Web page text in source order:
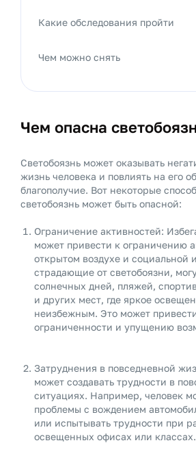
Чем опасна
Светобоязнь может оказывать
жизнь человека и повлиять на его
благополучие. Вот некоторые
светобоязнь может быть опасной:
Ограничение активностей:
может привести к ограничению
открытом воздухе и социальной
страдающие от светобоязни,
солнечных дней, пляжей,
и других мест, где яркое
неизбежным. Это может
ограниченности и упущению
Затруднения в повседневной
может создавать трудности в
ситуациях. Например, человек
проблемы с вождением
или испытывать трудности при
освещенных офисах или классах.
Какие обследования пройти
Чем можно снять